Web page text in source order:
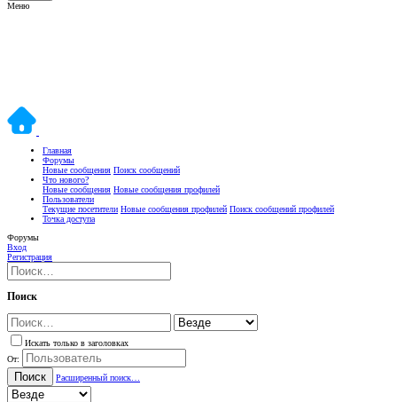
Меню
Главная
Форумы
Новые сообщения Поиск сообщений
Что нового?
Новые сообщения Новые сообщения профилей
Пользователи
Текущие посетители Новые сообщения профилей Поиск сообщений профилей
Точка доступа
Форумы
Вход
Регистрация
Поиск
Искать только в заголовках
От:
Поиск Расширенный поиск…